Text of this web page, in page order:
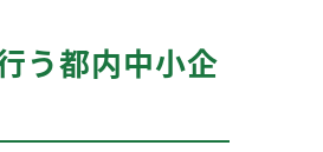
う都内中小企